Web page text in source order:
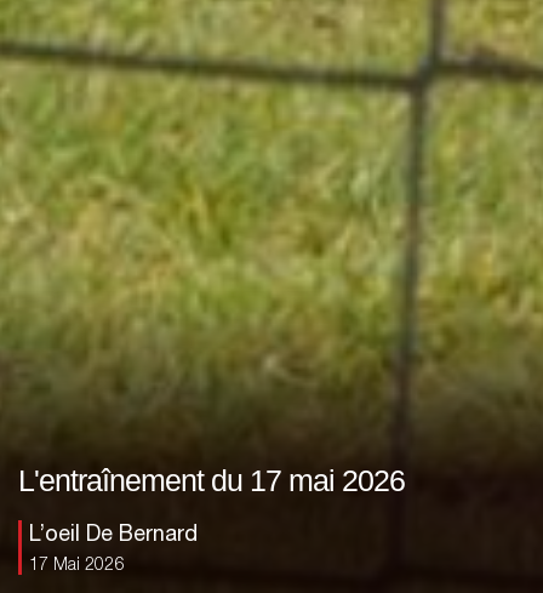
L'entraînement du 17 mai 2026
L’oeil De Bernard
17 Mai 2026